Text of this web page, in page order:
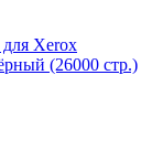
Xerox
(26000 стр.)